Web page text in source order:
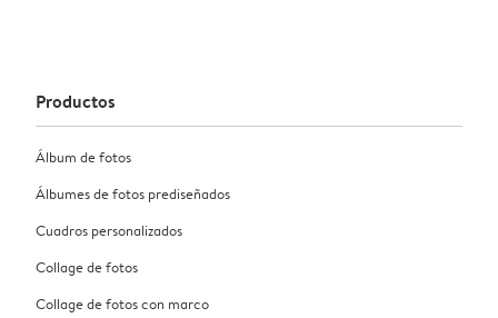
Productos
Álbum de fotos
Álbumes de fotos prediseñados
Cuadros personalizados
Collage de fotos
Collage de fotos con marco